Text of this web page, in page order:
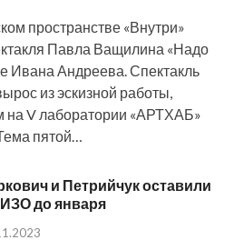
пространстве «Внутри»
Павла Ващилина «Надо
Ивана Андреева. Спектакль
из эскизной работы,
на V лаборатории «АРТХАБ»
пятой…
и Петрийчук оставили
до января